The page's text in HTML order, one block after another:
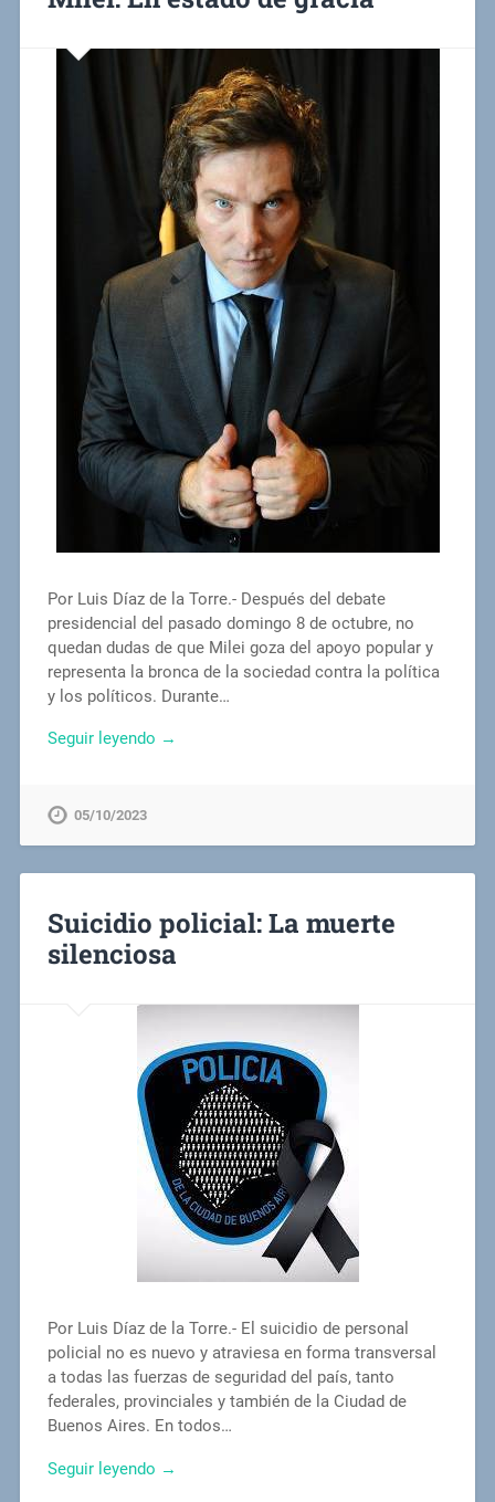
Por Luis Díaz de la Torre.- Después del debate
presidencial del pasado domingo 8 de octubre, no
quedan dudas de que Milei goza del apoyo popular y
representa la bronca de la sociedad contra la política
y los políticos. Durante…
Seguir leyendo →
05/10/2023
Suicidio policial: La muerte
silenciosa
Por Luis Díaz de la Torre.- El suicidio de personal
policial no es nuevo y atraviesa en forma transversal
a todas las fuerzas de seguridad del país, tanto
federales, provinciales y también de la Ciudad de
Buenos Aires. En todos…
Seguir leyendo →